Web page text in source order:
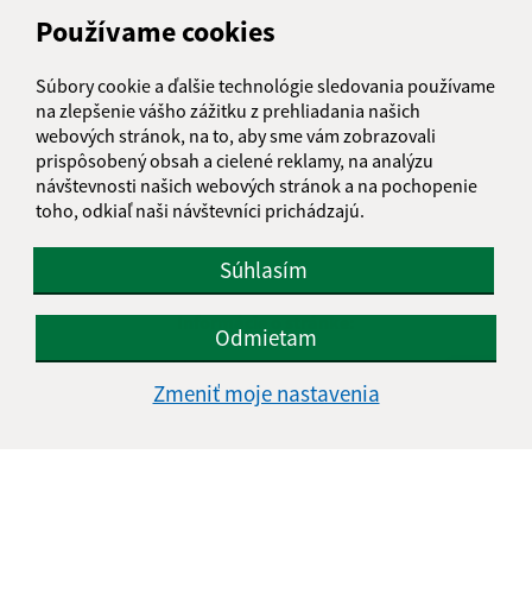
Používame cookies
Súbory cookie a ďalšie technológie sledovania používame
na zlepšenie vášho zážitku z prehliadania našich
webových stránok, na to, aby sme vám zobrazovali
prispôsobený obsah a cielené reklamy, na analýzu
návštevnosti našich webových stránok a na pochopenie
toho, odkiaľ naši návštevníci prichádzajú.
Súhlasím
Odmietam
Zmeniť moje nastavenia
Informácie o stránke:
Vyhlásenie o prístupnosti
Autorské práva